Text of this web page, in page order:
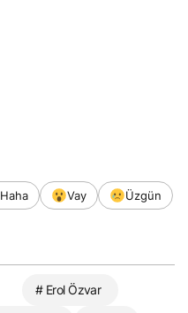
Haha Vay
Üzgün
# Erol Özvar